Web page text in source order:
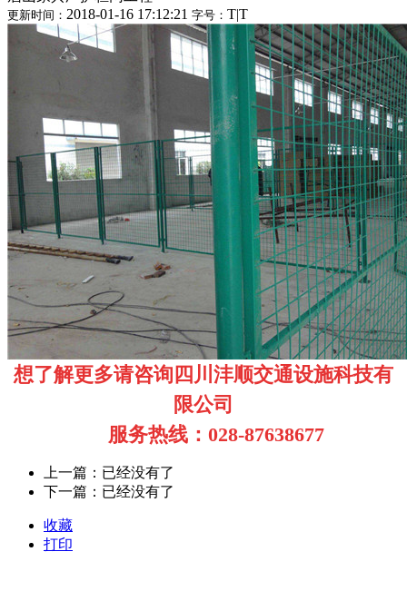
更新时间： 2018-01-16 17:12:21 字号： T|T
想了解更多请咨询四川沣顺交通设施科技有
限公司
服务热线：028-87638677
上一篇：已经没有了
下一篇：已经没有了
收藏
打印